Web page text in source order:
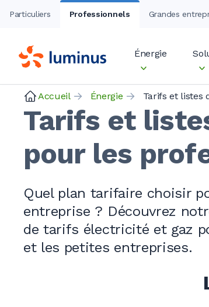
Particuliers Professionnels Grandes
Énergie
Accueil Énergie Tarifs et listes
Tarifs et
pour les
Quel plan tarifaire choisir
entreprise ? Découvrez
de tarifs électricité et gaz
et les petites entreprises.